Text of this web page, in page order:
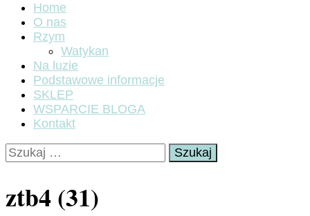
Home
O nas
Rzym
Watykan
Na luzie
Podstawowe informacje
SKLEP
WSPARCIE BLOGA
Kontakt
Szukaj:
ztb4 (31)